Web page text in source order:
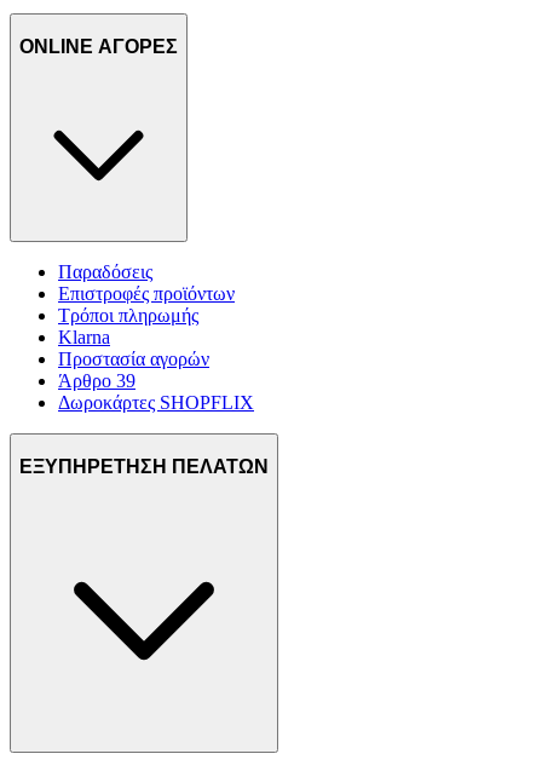
ONLINE ΑΓΟΡΕΣ
Παραδόσεις
Επιστροφές προϊόντων
Τρόποι πληρωμής
Klarna
Προστασία αγορών
Άρθρο 39
Δωροκάρτες SHOPFLIX
ΕΞΥΠΗΡΕΤΗΣΗ ΠΕΛΑΤΩΝ